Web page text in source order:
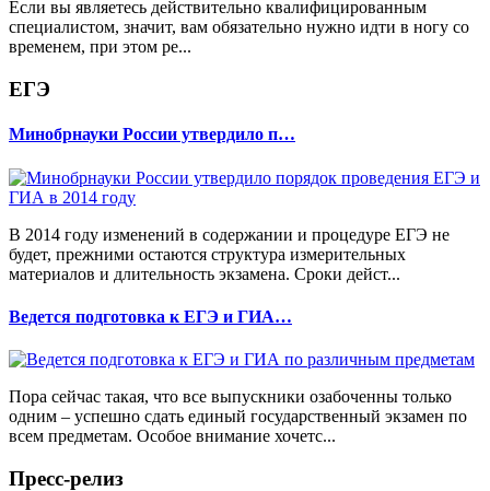
Если вы являетесь действительно квалифицированным
специалистом, значит, вам обязательно нужно идти в ногу со
временем, при этом ре...
ЕГЭ
Минобрнауки России утвердило п…
В 2014 году изменений в содержании и процедуре ЕГЭ не
будет, прежними остаются структура измерительных
материалов и длительность экзамена. Сроки дейст...
Ведется подготовка к ЕГЭ и ГИА…
Пора сейчас такая, что все выпускники озабоченны только
одним – успешно сдать единый государственный экзамен по
всем предметам. Особое внимание хочетс...
Пресс-релиз